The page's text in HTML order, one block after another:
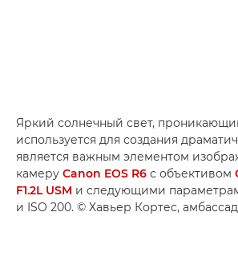
Яркий солнечный свет,
используется для создания
является важным элементом
камеру Canon EOS R6 с объективом
F1.2L USM и следующими
и ISO 200. © Хавьер Кортес,